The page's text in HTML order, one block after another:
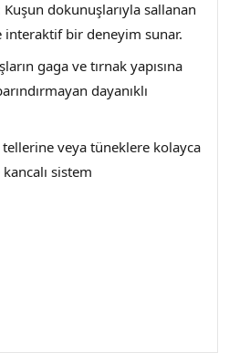
Kuşun dokunuşlarıyla sallanan
interaktif bir deneyim sunar.
gaga ve tırnak yapısına
dayanıklı
tellerine veya tüneklere kolayca
sistem